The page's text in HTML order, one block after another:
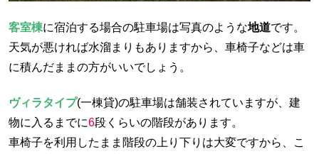
客室棟に宿泊する場合の駐車場は写真のような地道です。
天気が悪ければ水溜まりもありますから、車椅子などは車
に積んだままの方がいいでしょう。
ヴィラタイプ(一棟貸)の駐車場は舗装されていますが、建
物に入るまでに6段くらいの階段があります。
車椅子を利用したまま階段の上り下りは大変ですから、こ